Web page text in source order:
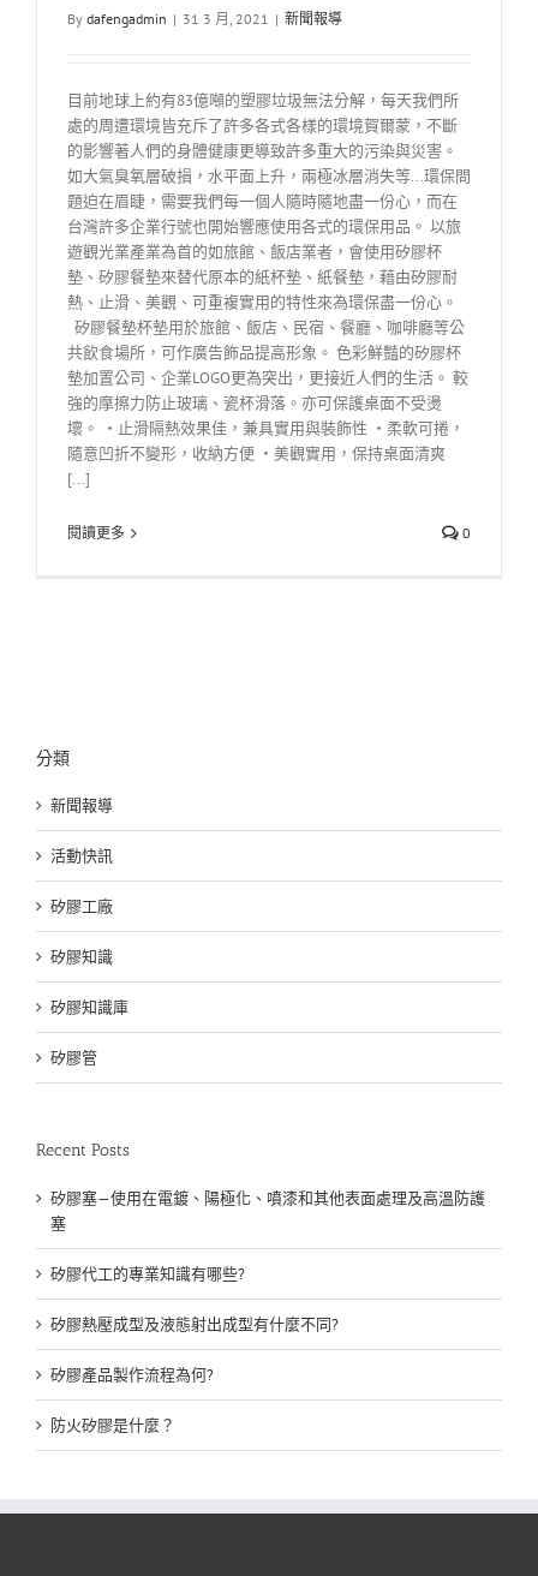
By dafengadmin | 31 3 月, 2021 | 新聞報導
目前地球上約有83億噸的塑膠垃圾無法分解，每天我們所
處的周遭環境皆充斥了許多各式各樣的環境賀爾蒙，不斷
的影響著人們的身體健康更導致許多重大的污染與災害。
如大氣臭氧層破損，水平面上升，兩極冰層消失等...環保問
題迫在眉睫，需要我們每一個人隨時隨地盡一份心，而在
台灣許多企業行號也開始響應使用各式的環保用品。 以旅
遊觀光業產業為首的如旅館、飯店業者，會使用矽膠杯
墊、矽膠餐墊來替代原本的紙杯墊、紙餐墊，藉由矽膠耐
熱、止滑、美觀、可重複實用的特性來為環保盡一份心。
矽膠餐墊杯墊用於旅館、飯店、民宿、餐廳、咖啡廳等公
共飲食場所，可作廣告飾品提高形象。 色彩鮮豔的矽膠杯
墊加置公司、企業LOGO更為突出，更接近人們的生活。 較
強的摩擦力防止玻璃、瓷杯滑落。亦可保護桌面不受燙
壞。 ‧止滑隔熱效果佳，兼具實用與裝飾性 ‧柔軟可捲，
隨意凹折不變形，收納方便 ‧美觀實用，保持桌面清爽
[...]
閱讀更多 0
分類
新聞報導
活動快訊
矽膠工廠
矽膠知識
矽膠知識庫
矽膠管
Recent Posts
矽膠塞—使用在電鍍、陽極化、噴漆和其他表面處理及高溫防護
塞
矽膠代工的專業知識有哪些?
矽膠熱壓成型及液態射出成型有什麼不同?
矽膠產品製作流程為何?
防火矽膠是什麼？